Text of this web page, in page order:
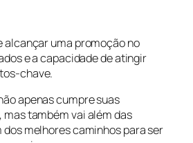
alcançar uma promoção no
e a capacidade de atingir
chave.
apenas cumpre suas
também vai além das
melhores caminhos para ser